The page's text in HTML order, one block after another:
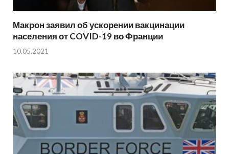
Макрон заявил об ускорении вакцинации
населения от COVID-19 во Франции
10.05.2021